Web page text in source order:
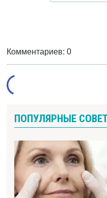
Комментариев: 0
ПОПУЛЯРНЫЕ